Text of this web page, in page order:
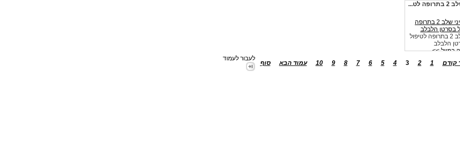
לט...
ניסוי קליני שלב 2 בתרופה לטיפול
הלבלב
במייל >>
קודם
1
2
3
4
5
6
7
8
9
10 עמוד הבא סוף
לעבור לעמוד